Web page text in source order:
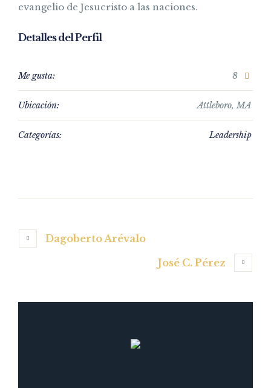
evangelio de Jesucristo a las naciones.
Detalles del Perfil
Me gusta: 8
Ubicación: Attleboro, MA
Categorías: Leadership
Dagoberto Arévalo
José C. Pérez